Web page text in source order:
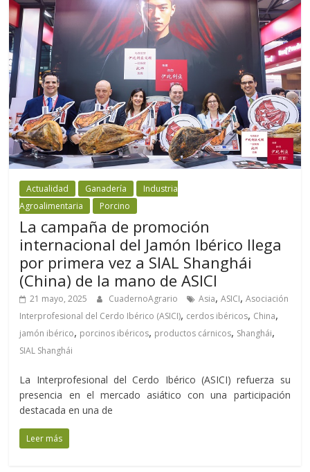
Actualidad Ganadería
Industria
Agroalimentaria
Porcino
La campaña de promoción
internacional del Jamón Ibérico llega
por primera vez a SIAL Shanghái
(China) de la mano de ASICI
21 mayo, 2025 CuadernoAgrario Asia,ASICI,Asociación
Interprofesional del Cerdo Ibérico (ASICI), cerdos ibéricos, China,
jamón ibérico, porcinos ibéricos, productos cárnicos, Shanghái,
SIAL Shanghái
La Interprofesional del Cerdo Ibérico (ASICI) refuerza su
presencia en el mercado asiático con una participación
destacada en una de
Leer más